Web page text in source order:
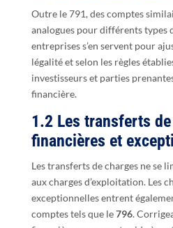
Outre le 791, des comptes
analogues pour différents types
entreprises s’en servent pour
légalité et selon les règles
investisseurs et parties
financière.
1.2 Les transferts
financières et
Les transferts de charges ne se
aux charges d’exploitation. Les
exceptionnelles entrent
comptes tels que le796.